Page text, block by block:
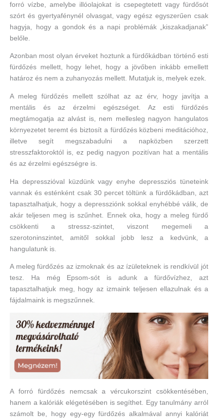
forró vízbe, amelybe illóolajokat is csepegtetett vagy fürdősót
szórt és gyertyafénynél olvasgat, vagy egész egyszerűen csak
hagyja, hogy a gondok és a napi problémák „kiszakadjanak”
belőle.
Azonban most olyan érveket hoztunk a fürdőkádban történő esti
fürdőzés mellett, hogy lehet, hogy a jövőben inkább emellett
határoz és nem a zuhanyozás mellett. Mutatjuk is, melyek ezek.
A meleg fürdőzés mellett szólhat az az érv, hogy javítja a
mentális és az érzelmi egészséget. Az esti fürdőzés
megtámogatja az alvást is, nem mellesleg nagyon hangulatos
környezetet teremt és biztosít a fürdőzés közbeni meditációhoz,
illetve segít megszabadulni a napközben szerzett
stresszfaktoroktól is, ez pedig nagyon pozitívan hat a mentális
és az érzelmi egészségre is.
Ha depresszióval küzdünk vagy enyhe depressziós tüneteink
vannak és esténként csak 30 percet töltünk a fürdőkádban, azt
tapasztalhatjuk, hogy a depressziónk sokkal enyhébbé válik, de
akár teljesen meg is szűnhet. Ennek oka, hogy a meleg fürdő
csökkenti a stressz-szintet, viszont megemeli a
szerotoninszintet, amitől sokkal jobb lesz a kedvünk, a
hangulatunk is.
A meleg fürdőzés az izmoknak és az ízületeknek is rendkívül jót
tesz. Ha még Epsom-sót is adunk a fürdővízhez, azt
tapasztalhatjuk meg, hogy az izmaink teljesen ellazulnak és a
fájdalmaink is megszűnnek.
A forró fürdőzés nemcsak a vércukorszint csökkentésében,
hanem a kalóriák elégetésében is segíthet. Egy tanulmány arról
számolt be, hogy egy-egy fürdőzés alkalmával annyi kalóriát